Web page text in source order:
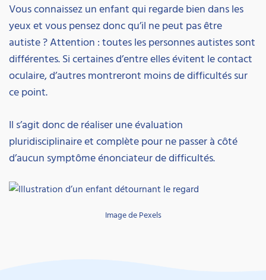
Vous connaissez un enfant qui regarde bien dans les
yeux et vous pensez donc qu’il ne peut pas être
autiste ? Attention : toutes les personnes autistes sont
différentes. Si certaines d’entre elles évitent le contact
oculaire, d’autres montreront moins de difficultés sur
ce point.
Il s’agit donc de réaliser une évaluation
pluridisciplinaire et complète pour ne passer à côté
d’aucun symptôme énonciateur de difficultés.
Image de Pexels